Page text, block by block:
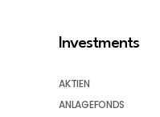
Investments
AKTIEN
ANLAGEFONDS